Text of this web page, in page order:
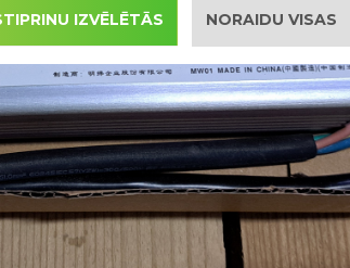
IZVĒLĒTĀS NORAIDU VISAS